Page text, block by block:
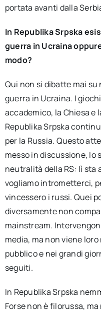
portata avanti dalla
In Republika Srpska
guerra in Ucraina
modo?
Qui non si dibatte mai
guerra in Ucraina. I
accademico, la Chiesa e
Republika Srpska
per la Russia. Questo
messo in discussione,
neutralità della RS: lì sta
vogliamo intrometterci,
vincessero i russi. Quei
diversamente non
mainstream.
media, ma non viene
pubblico e nei grandi
seguiti.
In Republika Srpska
Forse non è filorussa,